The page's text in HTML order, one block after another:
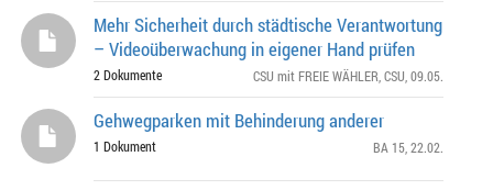
Mehr Sicherheit durch städtische Verantwortung
– Videoüberwachung in eigener Hand prüfen
2 Dokumente CSU mit FREIE WÄHLER CSU , 09.05.
Gehwegparken mit Behinderung anderer
1 Dokument BA 15 , 22.02.